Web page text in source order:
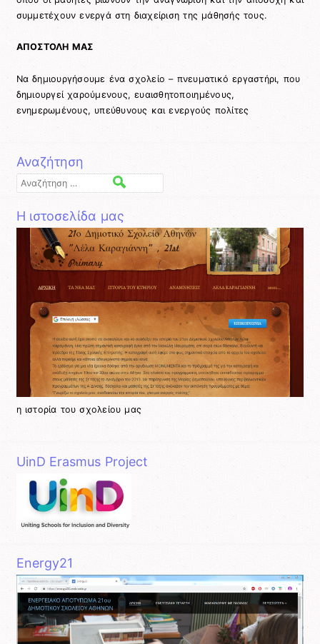
συμμετέχουν ενεργά στη διαχείριση της μάθησής τους.
ΑΠΟΣΤΟΛΗ ΜΑΣ
Να δημιουργήσουμε ένα σχολείο – πνευματικό εργαστήρι, που
δημιουργεί χαρούμενους, ευαισθητοποιημένους,
ενημερωμένους, υπεύθυνους και ενεργούς πολίτες
Αναζήτηση
Αναζήτηση
Η ιστοσελίδα μας
η ιστορία του σχολείου μας
UinD Erasmus Project
Energy21